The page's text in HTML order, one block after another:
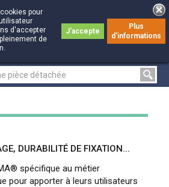
0
0
pour
d'accepter
de
J'accepte
Plus
d'informations
DURABILITÉ DE FIXATION...
spécifique au métier
pour apporter à leurs utilisateurs